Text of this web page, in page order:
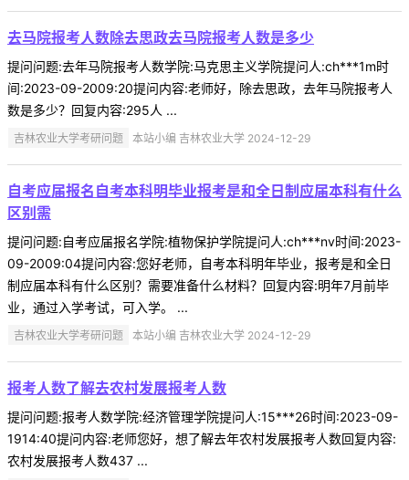
去马院报考人数除去思政去马院报考人数是多少
提问问题:去年马院报考人数学院:马克思主义学院提问人:ch***1m时
间:2023-09-2009:20提问内容:老师好，除去思政，去年马院报考人
数是多少？回复内容:295人 ...
吉林农业大学考研问题 本站小编 吉林农业大学 2024-12-29
自考应届报名自考本科明毕业报考是和全日制应届本科有什么
区别需
提问问题:自考应届报名学院:植物保护学院提问人:ch***nv时间:2023-
09-2009:04提问内容:您好老师，自考本科明年毕业，报考是和全日
制应届本科有什么区别？需要准备什么材料？回复内容:明年7月前毕
业，通过入学考试，可入学。 ...
吉林农业大学考研问题 本站小编 吉林农业大学 2024-12-29
报考人数了解去农村发展报考人数
提问问题:报考人数学院:经济管理学院提问人:15***26时间:2023-09-
1914:40提问内容:老师您好，想了解去年农村发展报考人数回复内容:
农村发展报考人数437 ...